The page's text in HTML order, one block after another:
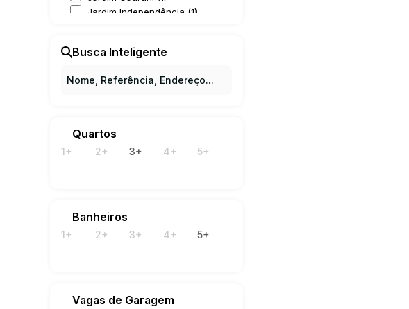
Jardim Independência (1)
Parque Alto Taquaral (2)
Parque São Quirino (2)
Vila Hollândia (1)
Vila Marieta (1)
Paulínia (4)
Busca Inteligente
Quartos
1+ 2+ 3+ 4+ 5+
Banheiros
1+ 2+ 3+ 4+ 5+
Vagas de Garagem